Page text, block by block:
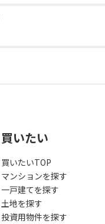
買いたい
買いたいTOP
マンションを探す
一戸建てを探す
土地を探す
投資用物件を探す